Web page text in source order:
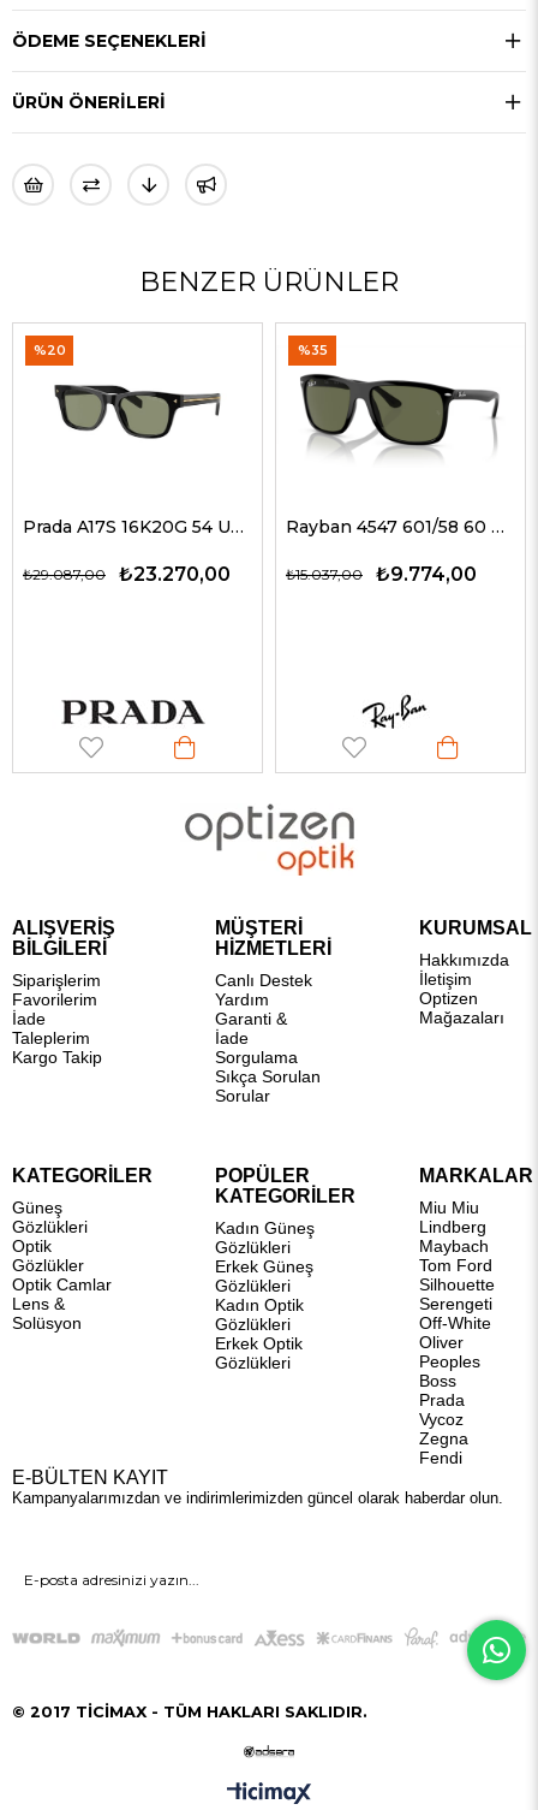
ÖDEME SEÇENEKLERI
ÜRÜN ÖNERILERI
BENZER ÜRÜNLER
Prada A17S 16K20G 54 Unisex Güneş Gözlükleri
₺23.270,00
₺29.087,00
%20
Rayban 4547 601/58 60 Erkek Güneş Gözlükleri
₺9.774,00
₺15.037,00
%35
ALIŞVERİŞ
BİLGİLERİ
Siparişlerim
Favorilerim
İade
Taleplerim
Kargo Takip
MÜŞTERİ
HİZMETLERİ
Canlı Destek
Yardım
Garanti &
İade
Sorgulama
Sıkça Sorulan
Sorular
KURUMSAL
Hakkımızda
İletişim
Optizen
Mağazaları
KATEGORİLER
Güneş
Gözlükleri
Optik
Gözlükler
Optik Camlar
Lens &
Solüsyon
POPÜLER
KATEGORİLER
Kadın Güneş
Gözlükleri
Erkek Güneş
Gözlükleri
Kadın Optik
Gözlükleri
Erkek Optik
Gözlükleri
MARKALAR
Miu Miu
Lindberg
Maybach
Tom Ford
Silhouette
Serengeti
Off-White
Oliver
Peoples
Boss
Prada
Vycoz
Zegna
Fendi
E-BÜLTEN KAYIT
Kampanyalarımızdan ve indirimlerimizden güncel olarak haberdar olun.
GÖNDER
© 2017 TİCİMAX - TÜM HAKLARI SAKLIDIR.